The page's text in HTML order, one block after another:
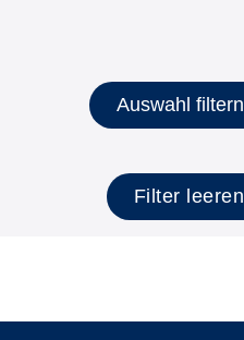
Auswahl filtern
Filter leeren